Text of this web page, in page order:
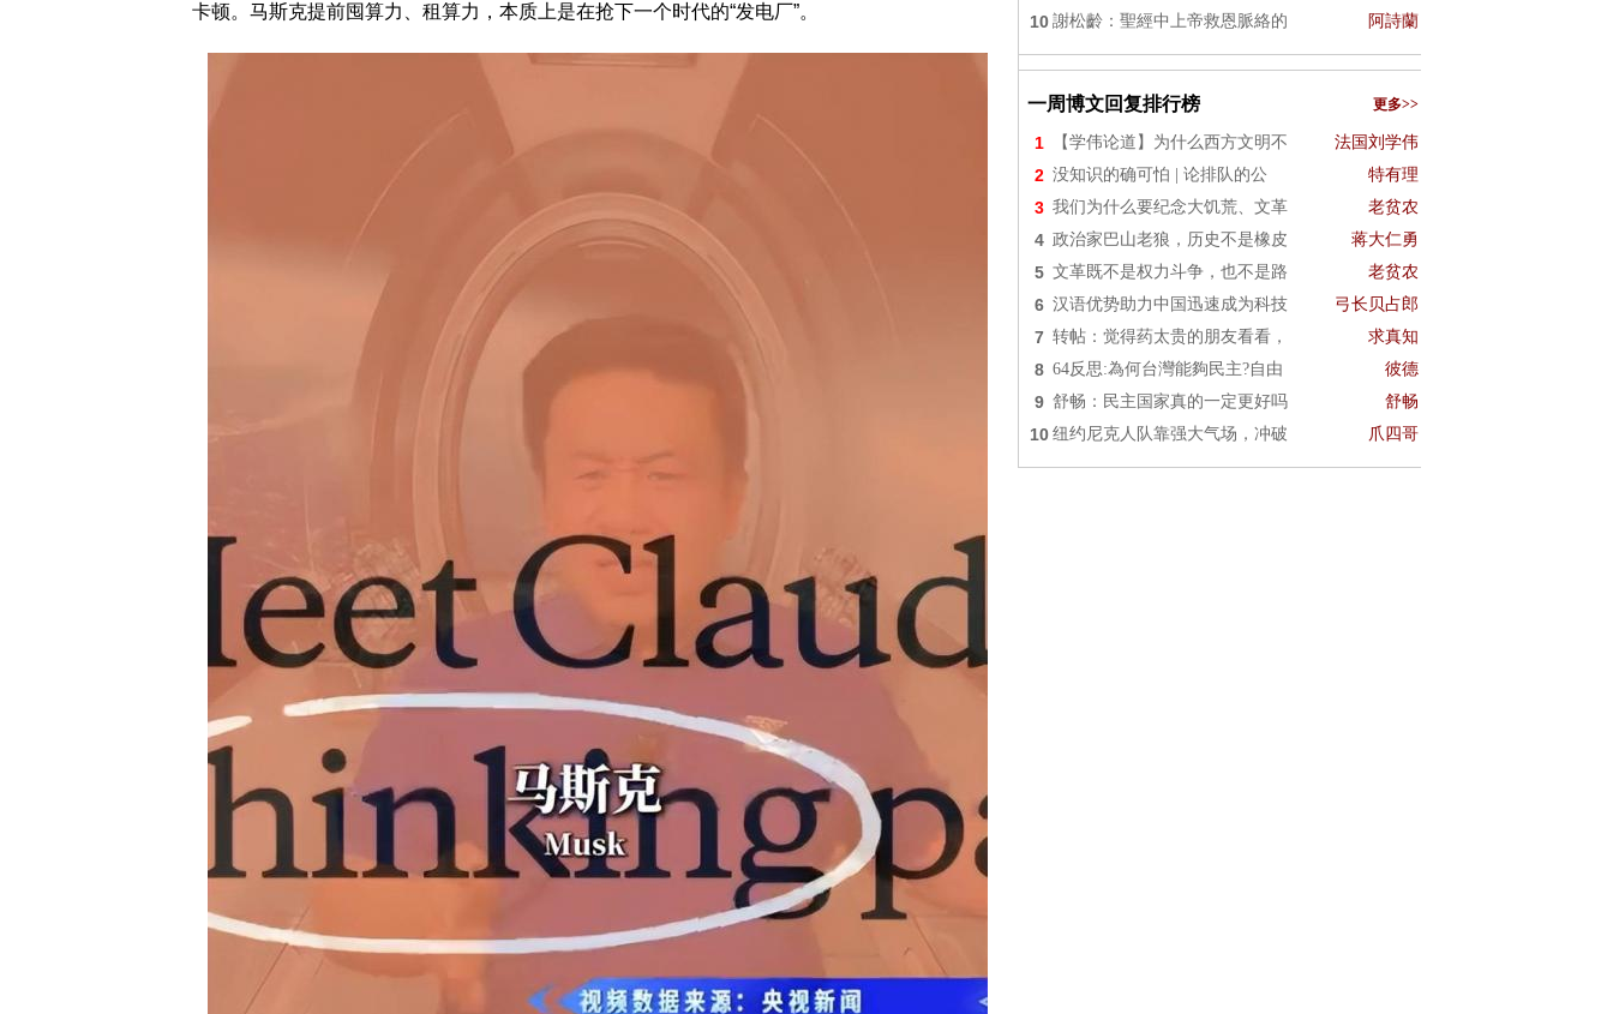
卡顿。马斯克提前囤算力、租算力，本质上是在抢下一个时代的“发电厂”。
10 謝松齡：聖經中上帝救恩脈絡的 阿詩蘭
一周博文回复排行榜 更多>>
1 【学伟论道】为什么西方文明不 法国刘学伟
2 没知识的确可怕 | 论排队的公 特有理
3 我们为什么要纪念大饥荒、文革 老贫农
4 政治家巴山老狼，历史不是橡皮 蒋大仁勇
5 文革既不是权力斗争，也不是路 老贫农
6 汉语优势助力中国迅速成为科技 弓长贝占郎
7 转帖：觉得药太贵的朋友看看， 求真知
8 64反思:為何台灣能夠民主?自由 彼德
9 舒畅：民主国家真的一定更好吗 舒畅
10 纽约尼克人队靠强大气场，冲破 爪四哥